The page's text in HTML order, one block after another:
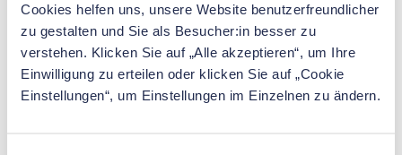
Cookies helfen uns, unsere Website benutzerfreundlicher
zu gestalten und Sie als Besucher:in besser zu
verstehen. Klicken Sie auf „Alle akzeptieren“, um Ihre
Einwilligung zu erteilen oder klicken Sie auf „Cookie
Einstellungen“, um Einstellungen im Einzelnen zu ändern.
sich verändern. In vielen Ansätzen - z. B. kognitiver
Verhaltenstherapie, achtsamkeitsbasierten Verfahren
oder kombinierten Resilienz-Programmen - geht es
genau darum: Gedankenmuster prüfen, Emotionen
regulieren, soziale Ressourcen aktivieren. Eine neuere